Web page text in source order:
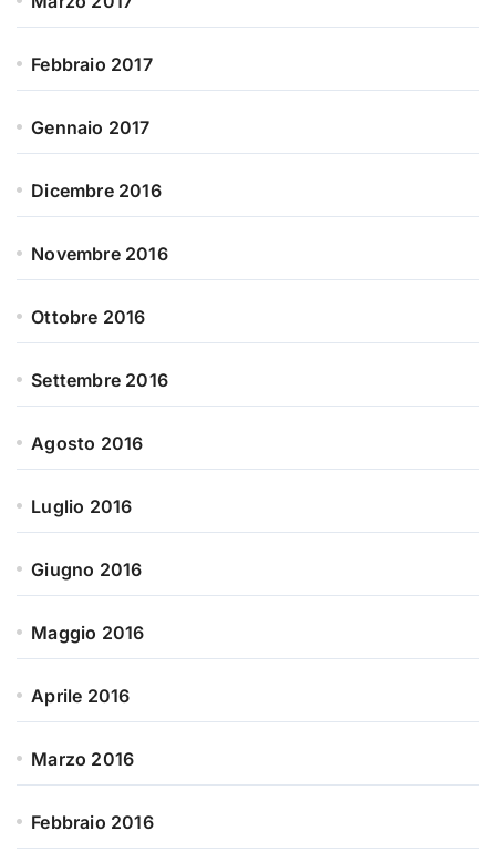
Febbraio 2017
Gennaio 2017
Dicembre 2016
Novembre 2016
Ottobre 2016
Settembre 2016
Agosto 2016
Luglio 2016
Giugno 2016
Maggio 2016
Aprile 2016
Marzo 2016
Febbraio 2016